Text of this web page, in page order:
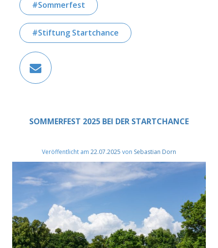
Sommerfest
Stiftung Startchance
SOMMERFEST 2025 BEI DER STARTCHANCE
Veröffentlicht am 22.07.2025 von Sebastian Dorn